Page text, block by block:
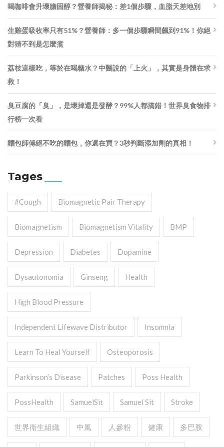
喝咖啡會升壞膽固醇？營養師揭秘：差1個步驟，血脂天差地別
生雞蛋吸收率只有51%？營養師：多一個步驟瞬間飆到91%！你絕
對猜不到是怎麼煮
荔枝這樣吃，等於在喝糖水？中醫說的「上火」，其實是身體在求
救！
臭豆腐的「臭」，是壞掉還是發酵？99%人都搞錯！世界臭食物排
行榜一次看
麵包師傅絕不吃的麵包，你還在買？3秒判斷添加劑的真相！
Tages
#cough Biomagnetic Pair Therapy
Biomagnetism Biomagnetism Vitality BMP
Depression Diabetes Dopamine
Dysautonomia Ginseng Health
High Blood Pressure
Independent Lifewave Distributor Insomnia
Learn To Heal Yourself Osteoporosis
Parkinson’s Disease Patches Poss Health
PossHealth SamuelSit Samuel Sit Stroke
世界衛生組織 中風 人參粉 健康 多巴胺